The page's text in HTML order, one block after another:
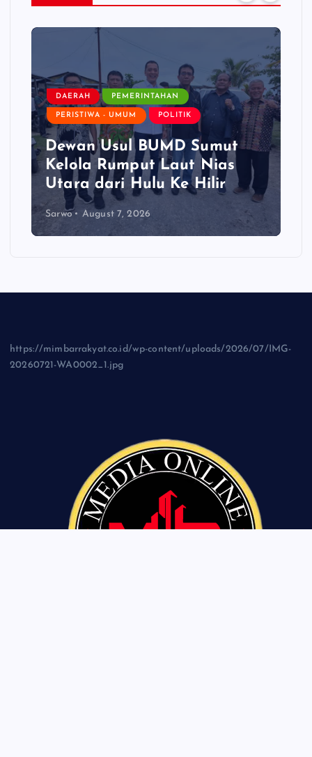
DAERAH PEMERINTAHAN
PERISTIWA - UMUM POLITIK
Dewan Usul BUMD Sumut
Kelola Rumput Laut Nias
Utara dari Hulu Ke Hilir
Sarwo August 7, 2026
https://mimbarrakyat.co.id/wp-content/uploads/2026/07/IMG-
20260721-WA0002_1.jpg